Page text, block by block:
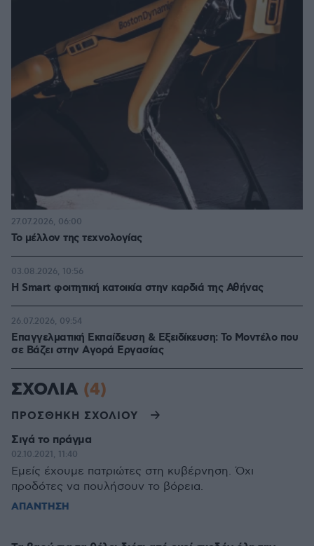
Το μέλλον της τεχνολογίας
27.07.2026, 06:00
Η Smart φοιτητική κατοικία στην καρδιά της Αθήνας
03.08.2026, 10:56
Επαγγελματική Εκπαίδευση & Εξειδίκευση: Το Mοντέλο που
σε Bάζει στην Aγορά Eργασίας
26.07.2026, 09:54
ΣΧΟΛΙΑ (4)
ΠΡΟΣΘΗΚΗ ΣΧΟΛΙΟΥ
Σιγά το πράγμα
02.10.2021, 11:40
Εμείς έχουμε πατριώτες στη κυβέρνηση. Όχι
προδότες να πουλήσουν το βόρεια.
ΑΠΑΝΤΗΣΗ